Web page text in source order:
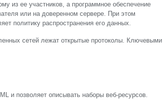
из ее участников, а программное обеспечение
или на доверенном сервере. При этом
политику распространения его данных.
сетей лежат открытые протоколы. Ключевыми
и позволяет описывать наборы веб-ресурсов.